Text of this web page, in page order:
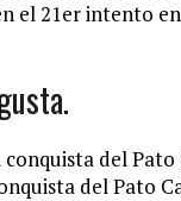
el 21er intento
del Pato